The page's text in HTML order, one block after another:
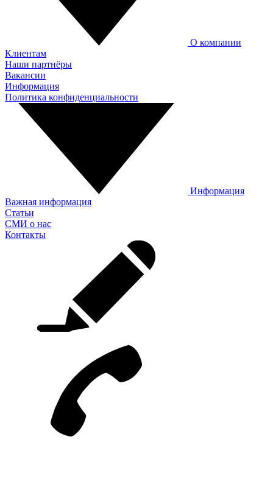
О компании
Клиентам
Наши партнёры
Вакансии
Информация
Политика конфиденциальности
Информация
Важная информация
Статьи
СМИ о нас
Контакты